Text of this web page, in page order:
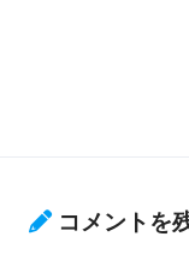
コメントを